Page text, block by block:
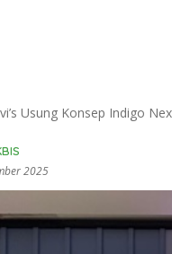
Usung Konsep Indigo
2025